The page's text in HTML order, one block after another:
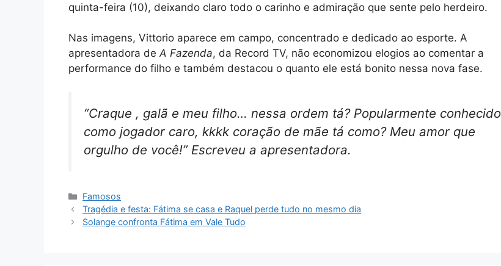
quinta-feira (10), deixando claro todo o carinho e admiração que sente pelo herdeiro.
Nas imagens, Vittorio aparece em campo, concentrado e dedicado ao esporte. A
apresentadora deA Fazenda, da Record TV, não economizou elogios ao comentar a
performance do filho e também destacou o quanto ele está bonito nessa nova fase.
“Craque , galã e meu filho… nessa ordem tá? Popularmente conhecido
como jogador caro, kkkk coração de mãe tá como? Meu amor que
orgulho de você!” Escreveu a apresentadora.
Categorias
Famosos
Tragédia e festa: Fátima se casa e Raquel perde tudo no mesmo dia
Solange confronta Fátima em Vale Tudo